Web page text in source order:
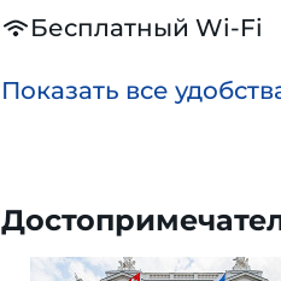
Бесплатный Wi-Fi
Показать все